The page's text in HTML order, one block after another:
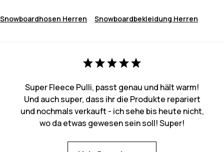
Snowboardhosen Herren Snowboardbekleidung Herren
Super Fleece Pulli, passt genau und hält warm!
Und auch super, dass ihr die Produkte repariert
und nochmals verkauft - ich sehe bis heute nicht,
wo da etwas gewesen sein soll! Super!